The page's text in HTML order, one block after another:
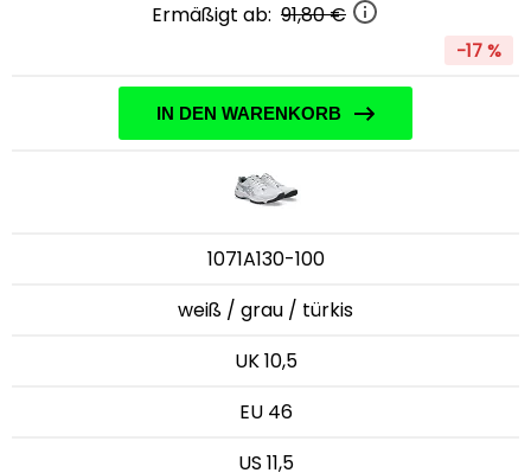
Ermäßigt ab: 91,80 €
-17 %
IN DEN WARENKORB
1071A130-100
weiß / grau / türkis
UK 10,5
EU 46
US 11,5